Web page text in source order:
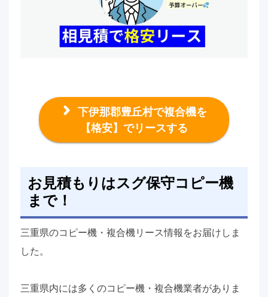
下伊那郡豊丘村で複合機を
【格安】でリースする
お見積もりはスグ保守コピー機
まで！
三重県のコピー機・複合機リース情報をお届けしま
した。
三重県内には多くのコピー機・複合機業者がありま